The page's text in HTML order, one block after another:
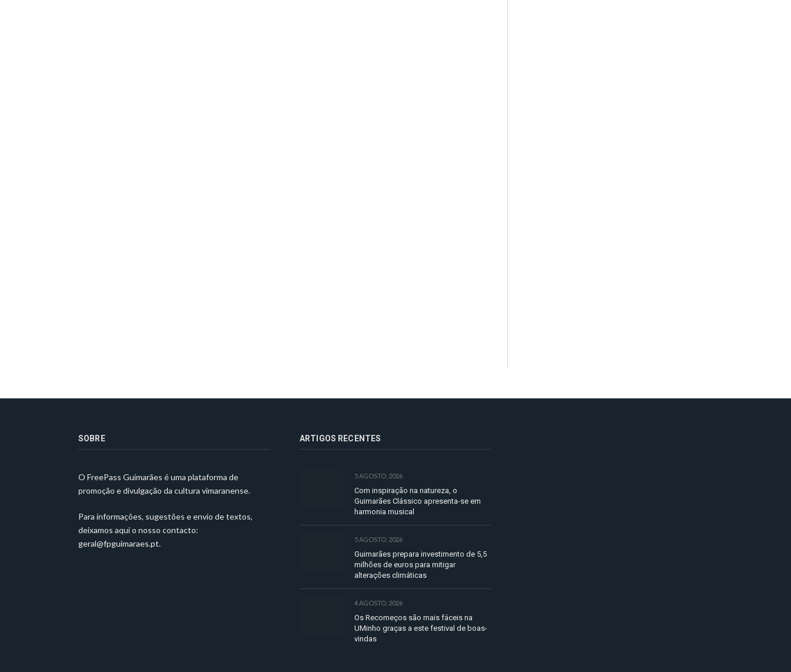
SOBRE
O FreePass Guimarães é uma plataforma de
promoção e divulgação da cultura vimaranense.
Para informações, sugestões e envio de textos,
deixamos aqui o nosso contacto:
geral@fpguimaraes.pt.
ARTIGOS RECENTES
5 AGOSTO, 2026
Com inspiração na natureza, o
Guimarães Clássico apresenta-se em
harmonia musical
5 AGOSTO, 2026
Guimarães prepara investimento de 5,5
milhões de euros para mitigar
alterações climáticas
4 AGOSTO, 2026
Os Recomeços são mais fáceis na
UMinho graças a este festival de boas-
vindas